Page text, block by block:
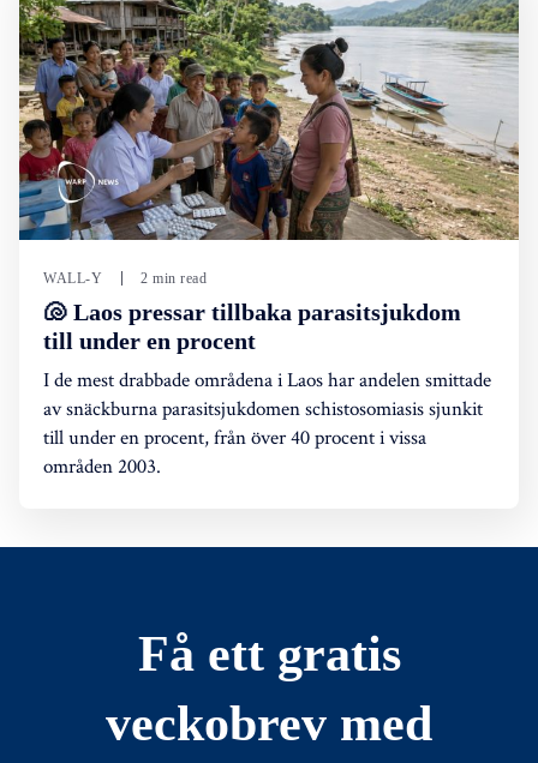
WALL-Y 2 min read
🐚 Laos pressar tillbaka parasitsjukdom
till under en procent
I de mest drabbade områdena i Laos har andelen smittade
av snäckburna parasitsjukdomen schistosomiasis sjunkit
till under en procent, från över 40 procent i vissa
områden 2003.
Få ett gratis
veckobrev med